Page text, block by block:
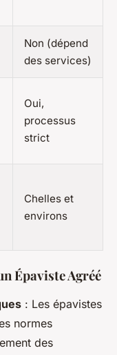
Non (dépend
des services)
Oui,
processus
strict
Chelles et
environs
Épaviste Agréé
: Les épavistes
normes
des